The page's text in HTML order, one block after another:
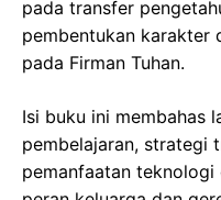
pada transfer
pembentukan karakter
pada Firman Tuhan.
Isi buku ini membahas
pembelajaran, strategi
pemanfaatan